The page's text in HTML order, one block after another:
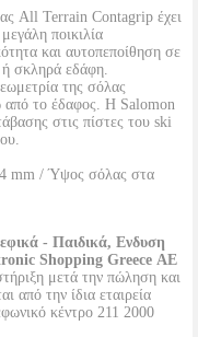
All Terrain Contagrip έχει
ποικιλία
και αυτοπεποίθηση σε
ή σκληρά εδάφη.
της σόλας
από το έδαφος. Η Salomon
στις πίστες του ski
mm / Ύψος σόλας στα
- Παιδικά, Ενδυση
Shopping Greece ΑΕ
μετά την πώληση και
από την ίδια εταιρεία
κέντρο 211 2000